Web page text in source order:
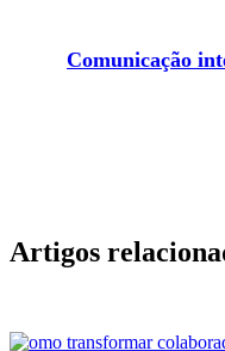
Comunicação
Artigos